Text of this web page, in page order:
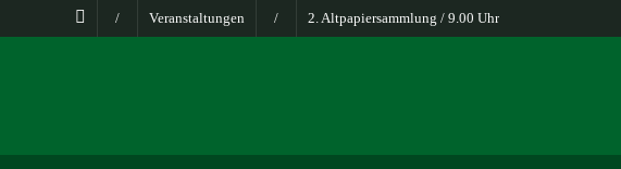
/ Veranstaltungen / 2. Altpapiersammlung / 9.00 Uhr